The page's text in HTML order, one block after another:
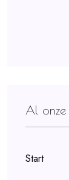
Al onze
Start